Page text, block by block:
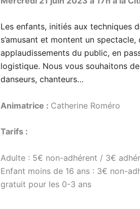
Les enfants, initiés aux techniques
s’amusant et montent un
applaudissements du public, en
logistique. Nous vous souhaitons
danseurs, chanteurs…
Animatrice : Catherine Roméro
Tarifs :
Adulte : 5€ non-adhérent / 3€
Enfant moins de 16 ans : 3€ non-
gratuit pour les 0-3 ans